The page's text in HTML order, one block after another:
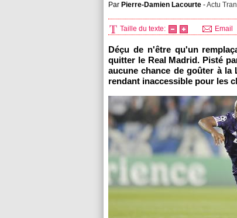
Par Pierre-Damien Lacourte -Actu
Taille du texte: Email
Déçu de n'être qu'un
quitter le Real Madrid. Pisté
aucune chance de goûter à la
rendant inaccessible pour les